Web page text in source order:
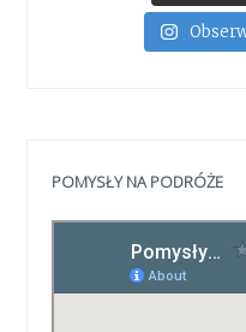
POMYSŁY NA PODRÓŻE